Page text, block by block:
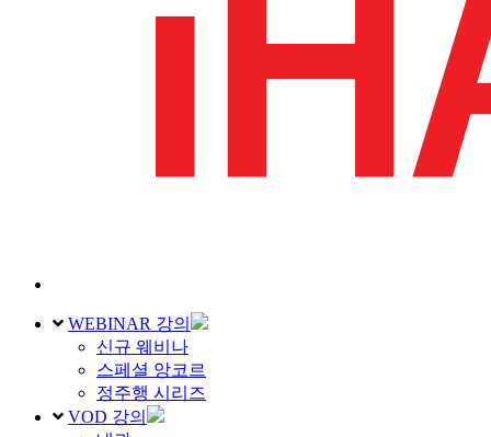
WEBINAR 강의
신규 웨비나
스페셜 앙코르
정주행 시리즈
VOD 강의